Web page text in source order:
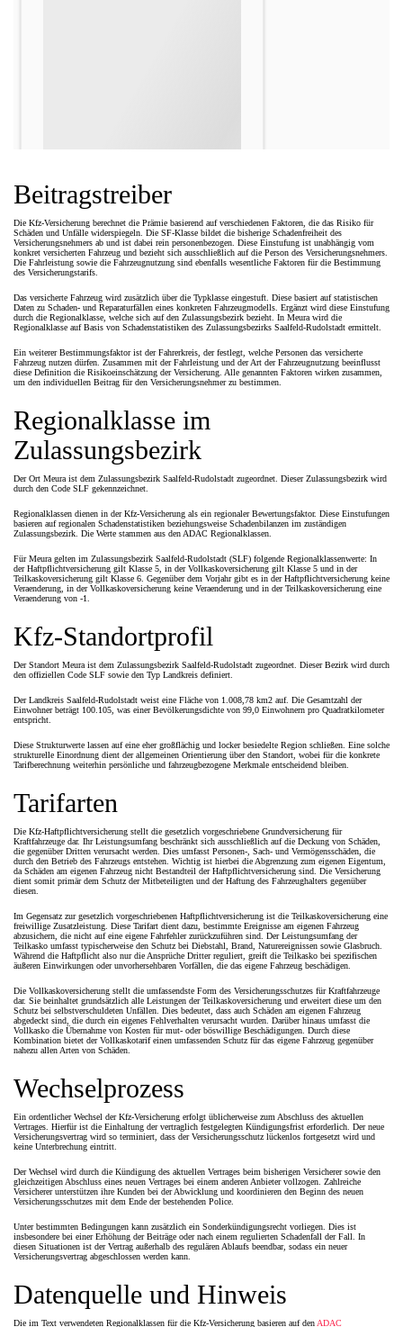
Beitragstreiber
Die Kfz-Versicherung berechnet die Prämie basierend auf verschiedenen Faktoren, die das Risiko für
Schäden und Unfälle widerspiegeln. Die SF-Klasse bildet die bisherige Schadenfreiheit des
Versicherungsnehmers ab und ist dabei rein personenbezogen. Diese Einstufung ist unabhängig vom
konkret versicherten Fahrzeug und bezieht sich ausschließlich auf die Person des Versicherungsnehmers.
Die Fahrleistung sowie die Fahrzeugnutzung sind ebenfalls wesentliche Faktoren für die Bestimmung
des Versicherungstarifs.
Das versicherte Fahrzeug wird zusätzlich über die Typklasse eingestuft. Diese basiert auf statistischen
Daten zu Schaden- und Reparaturfällen eines konkreten Fahrzeugmodells. Ergänzt wird diese Einstufung
durch die Regionalklasse, welche sich auf den Zulassungsbezirk bezieht. In Meura wird die
Regionalklasse auf Basis von Schadenstatistiken des Zulassungsbezirks Saalfeld-Rudolstadt ermittelt.
Ein weiterer Bestimmungsfaktor ist der Fahrerkreis, der festlegt, welche Personen das versicherte
Fahrzeug nutzen dürfen. Zusammen mit der Fahrleistung und der Art der Fahrzeugnutzung beeinflusst
diese Definition die Risikoeinschätzung der Versicherung. Alle genannten Faktoren wirken zusammen,
um den individuellen Beitrag für den Versicherungsnehmer zu bestimmen.
Regionalklasse im
Zulassungsbezirk
Der Ort Meura ist dem Zulassungsbezirk Saalfeld-Rudolstadt zugeordnet. Dieser Zulassungsbezirk wird
durch den Code SLF gekennzeichnet.
Regionalklassen dienen in der Kfz-Versicherung als ein regionaler Bewertungsfaktor. Diese Einstufungen
basieren auf regionalen Schadenstatistiken beziehungsweise Schadenbilanzen im zuständigen
Zulassungsbezirk. Die Werte stammen aus den ADAC Regionalklassen.
Für Meura gelten im Zulassungsbezirk Saalfeld-Rudolstadt (SLF) folgende Regionalklassenwerte: In
der Haftpflichtversicherung gilt Klasse 5, in der Vollkaskoversicherung gilt Klasse 5 und in der
Teilkaskoversicherung gilt Klasse 6. Gegenüber dem Vorjahr gibt es in der Haftpflichtversicherung keine
Veraenderung, in der Vollkaskoversicherung keine Veraenderung und in der Teilkaskoversicherung eine
Veraenderung von -1.
Kfz-Standortprofil
Der Standort Meura ist dem Zulassungsbezirk Saalfeld-Rudolstadt zugeordnet. Dieser Bezirk wird durch
den offiziellen Code SLF sowie den Typ Landkreis definiert.
Der Landkreis Saalfeld-Rudolstadt weist eine Fläche von 1.008,78 km2 auf. Die Gesamtzahl der
Einwohner beträgt 100.105, was einer Bevölkerungsdichte von 99,0 Einwohnern pro Quadratkilometer
entspricht.
Diese Strukturwerte lassen auf eine eher großflächig und locker besiedelte Region schließen. Eine solche
strukturelle Einordnung dient der allgemeinen Orientierung über den Standort, wobei für die konkrete
Tarifberechnung weiterhin persönliche und fahrzeugbezogene Merkmale entscheidend bleiben.
Tarifarten
Die Kfz-Haftpflichtversicherung stellt die gesetzlich vorgeschriebene Grundversicherung für
Kraftfahrzeuge dar. Ihr Leistungsumfang beschränkt sich ausschließlich auf die Deckung von Schäden,
die gegenüber Dritten verursacht werden. Dies umfasst Personen-, Sach- und Vermögensschäden, die
durch den Betrieb des Fahrzeugs entstehen. Wichtig ist hierbei die Abgrenzung zum eigenen Eigentum,
da Schäden am eigenen Fahrzeug nicht Bestandteil der Haftpflichtversicherung sind. Die Versicherung
dient somit primär dem Schutz der Mitbeteiligten und der Haftung des Fahrzeughalters gegenüber
diesen.
Im Gegensatz zur gesetzlich vorgeschriebenen Haftpflichtversicherung ist die Teilkaskoversicherung eine
freiwillige Zusatzleistung. Diese Tarifart dient dazu, bestimmte Ereignisse am eigenen Fahrzeug
abzusichern, die nicht auf eine eigene Fahrfehler zurückzuführen sind. Der Leistungsumfang der
Teilkasko umfasst typischerweise den Schutz bei Diebstahl, Brand, Naturereignissen sowie Glasbruch.
Während die Haftpflicht also nur die Ansprüche Dritter reguliert, greift die Teilkasko bei spezifischen
äußeren Einwirkungen oder unvorhersehbaren Vorfällen, die das eigene Fahrzeug beschädigen.
Die Vollkaskoversicherung stellt die umfassendste Form des Versicherungsschutzes für Kraftfahrzeuge
dar. Sie beinhaltet grundsätzlich alle Leistungen der Teilkaskoversicherung und erweitert diese um den
Schutz bei selbstverschuldeten Unfällen. Dies bedeutet, dass auch Schäden am eigenen Fahrzeug
abgedeckt sind, die durch ein eigenes Fehlverhalten verursacht wurden. Darüber hinaus umfasst die
Vollkasko die Übernahme von Kosten für mut- oder böswillige Beschädigungen. Durch diese
Kombination bietet der Vollkaskotarif einen umfassenden Schutz für das eigene Fahrzeug gegenüber
nahezu allen Arten von Schäden.
Wechselprozess
Ein ordentlicher Wechsel der Kfz-Versicherung erfolgt üblicherweise zum Abschluss des aktuellen
Vertrages. Hierfür ist die Einhaltung der vertraglich festgelegten Kündigungsfrist erforderlich. Der neue
Versicherungsvertrag wird so terminiert, dass der Versicherungsschutz lückenlos fortgesetzt wird und
keine Unterbrechung eintritt.
Der Wechsel wird durch die Kündigung des aktuellen Vertrages beim bisherigen Versicherer sowie den
gleichzeitigen Abschluss eines neuen Vertrages bei einem anderen Anbieter vollzogen. Zahlreiche
Versicherer unterstützen ihre Kunden bei der Abwicklung und koordinieren den Beginn des neuen
Versicherungsschutzes mit dem Ende der bestehenden Police.
Unter bestimmten Bedingungen kann zusätzlich ein Sonderkündigungsrecht vorliegen. Dies ist
insbesondere bei einer Erhöhung der Beiträge oder nach einem regulierten Schadenfall der Fall. In
diesen Situationen ist der Vertrag außerhalb des regulären Ablaufs beendbar, sodass ein neuer
Versicherungsvertrag abgeschlossen werden kann.
Datenquelle und Hinweis
Die im Text verwendeten Regionalklassen für die Kfz-Versicherung basieren auf den ADAC